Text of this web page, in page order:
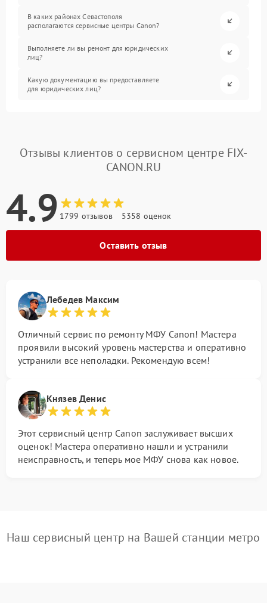
В каких районах Севастополя
располагаются сервисные центры Canon?
Выполняете ли вы ремонт для юридических
лиц?
Какую документацию вы предоставляете
для юридических лиц?
Отзывы клиентов о сервисном центре FIX-
CANON.RU
4.9 1799 отзывов 5358 оценок
Оставить отзыв
Лебедев Максим
Отличный сервис по ремонту МФУ Canon! Мастера
проявили высокий уровень мастерства и оперативно
устранили все неполадки. Рекомендую всем!
Князев Денис
Этот сервисный центр Canon заслуживает высших
оценок! Мастера оперативно нашли и устранили
неисправность, и теперь мое МФУ снова как новое.
Наш сервисный центр на Вашей станции метро